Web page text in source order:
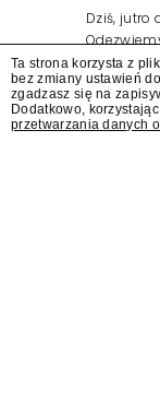
Dziś, jutro
Wydawcy
Ta strona korzysta z
bez zmiany ustawień
zgadzasz się na
Dodatkowo,
przetwarzania danych